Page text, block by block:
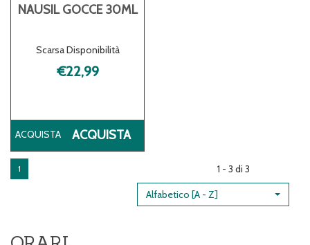
NAUSIL GOCCE 30ML
Scarsa Disponibilità
€22,99
ACQUISTA
1 1 - 3 di 3
Alfabetico [A - Z]